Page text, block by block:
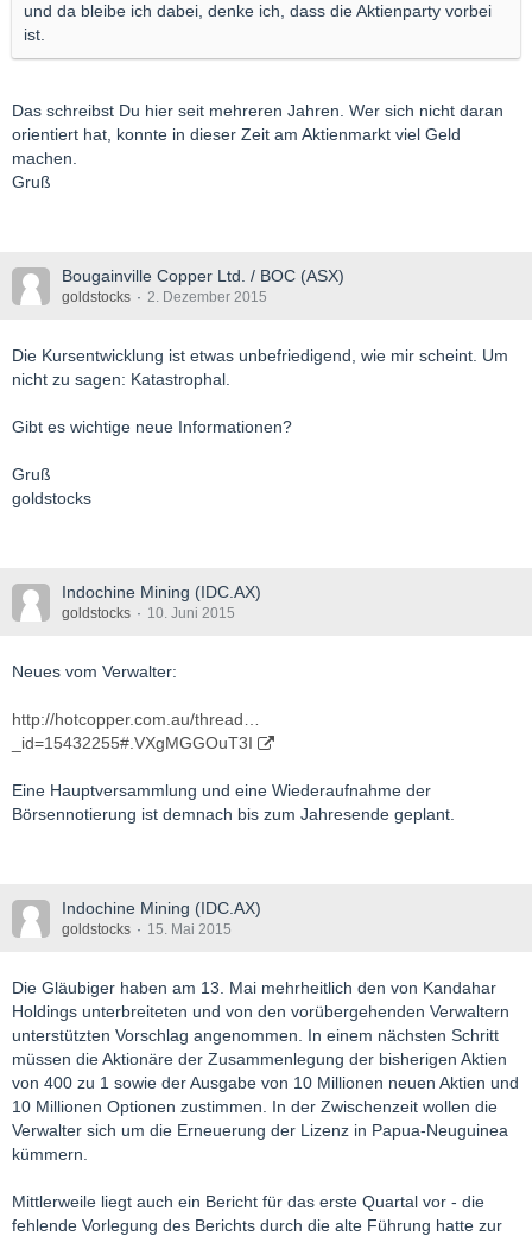
und da bleibe ich dabei, denke ich, dass die Aktienparty vorbei
ist.
Das schreibst Du hier seit mehreren Jahren. Wer sich nicht daran
orientiert hat, konnte in dieser Zeit am Aktienmarkt viel Geld
machen.
Gruß
Bougainville Copper Ltd. / BOC (ASX)
goldstocks 2. Dezember 2015
Die Kursentwicklung ist etwas unbefriedigend, wie mir scheint. Um
nicht zu sagen: Katastrophal.
Gibt es wichtige neue Informationen?
Gruß
goldstocks
Indochine Mining (IDC.AX)
goldstocks 10. Juni 2015
Neues vom Verwalter:
http://hotcopper.com.au/thread…
_id=15432255#.VXgMGGOuT3I
Eine Hauptversammlung und eine Wiederaufnahme der
Börsennotierung ist demnach bis zum Jahresende geplant.
Indochine Mining (IDC.AX)
goldstocks 15. Mai 2015
Die Gläubiger haben am 13. Mai mehrheitlich den von Kandahar
Holdings unterbreiteten und von den vorübergehenden Verwaltern
unterstützten Vorschlag angenommen. In einem nächsten Schritt
müssen die Aktionäre der Zusammenlegung der bisherigen Aktien
von 400 zu 1 sowie der Ausgabe von 10 Millionen neuen Aktien und
10 Millionen Optionen zustimmen. In der Zwischenzeit wollen die
Verwalter sich um die Erneuerung der Lizenz in Papua-Neuguinea
kümmern.
Mittlerweile liegt auch ein Bericht für das erste Quartal vor - die
fehlende Vorlegung des Berichts durch die alte Führung hatte zur